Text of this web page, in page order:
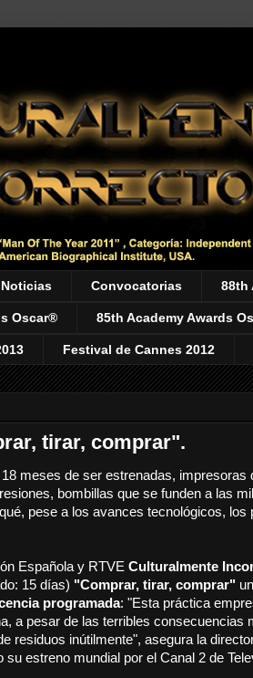
Noticias Convocatorias 88th
Oscar® 85th Academy Awards
Festival de Cannes 2012
tirar, comprar".
meses de ser estrenadas, impresoras
bombillas que se funden a las
pese a los avances tecnológicos, los
Española y RTVE Culturalmente
15 días) "Comprar, tirar, comprar"
programada: "Esta práctica
, a pesar de las terribles consecuencias
residuos inútilmente", asegura la
su estreno mundial por el Canal 2 de